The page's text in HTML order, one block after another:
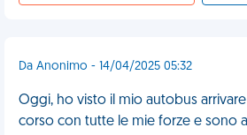
Da Anonimo - 14/04/2025 05:32
Oggi, ho visto il mio autobus
corso con tutte le mie forze e sono